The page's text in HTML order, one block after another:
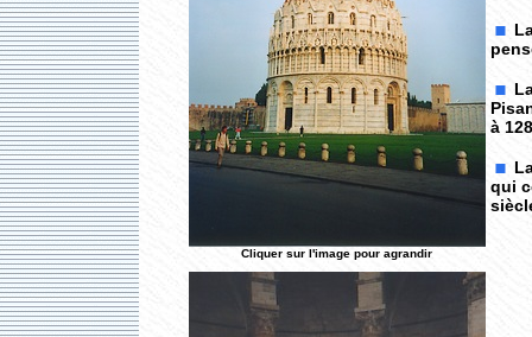
Cliquer sur l'image pour agrandir
à
qui